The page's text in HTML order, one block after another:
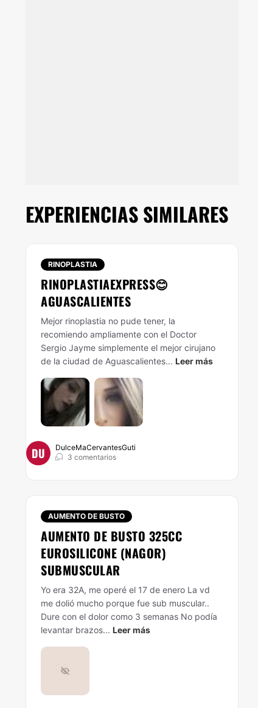
EXPERIENCIAS SIMILARES
RINOPLASTIA
RINOPLASTIAEXPRESS😊
AGUASCALIENTES
Mejor rinoplastia no pude tener, la
recomiendo ampliamente con el Doctor
Sergio Jayme simplemente el mejor cirujano
de la ciudad de Aguascalientes... Leer más
DU
DulceMaCervantesGuti
3 comentarios
AUMENTO DE BUSTO
AUMENTO DE BUSTO 325CC
EUROSILICONE (NAGOR)
SUBMUSCULAR
Yo era 32A, me operé el 17 de enero La vd
me dolió mucho porque fue sub muscular..
Dure con el dolor como 3 semanas No podía
levantar brazos... Leer más